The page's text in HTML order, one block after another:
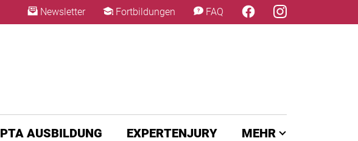
Newsletter Fortbildungen FAQ
PTA AUSBILDUNG EXPERTENJURY MEHR
×